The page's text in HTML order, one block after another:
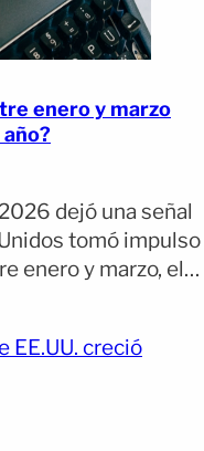
enero y marzo
dejó una señal
tomó impulso
enero y marzo, el
que, aunque
nuevas preguntas
global
EE.UU. creció